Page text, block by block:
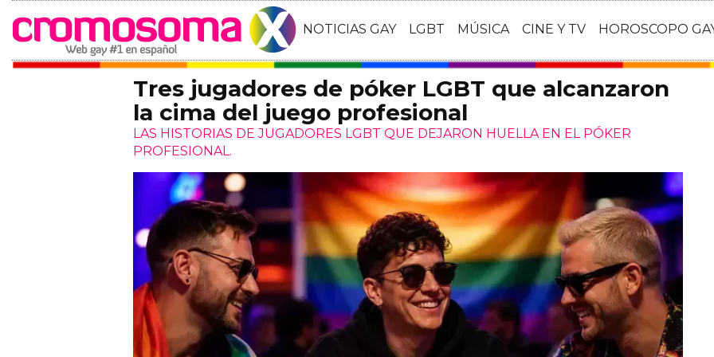
NOTICIAS GAY LGBT MÚSICA CINE Y TV HOROSCOPO
Tres jugadores de póker LGBT que alcanzaron
la cima del juego profesional
LAS HISTORIAS DE JUGADORES LGBT QUE DEJARON HUELLA EN EL PÓKER
PROFESIONAL.